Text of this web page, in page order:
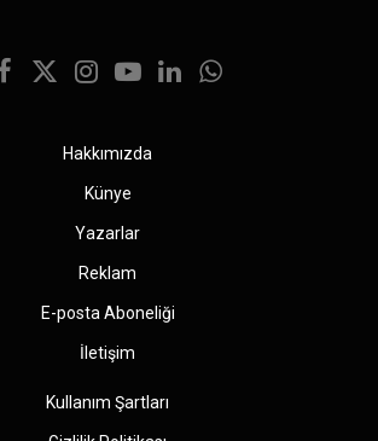
Facebook
X
Instagram
YouTubeLinkedInWhatsApp
Hakkımızda
Künye
Yazarlar
Reklam
E-posta Aboneliği
İletişim
Kullanım Şartları